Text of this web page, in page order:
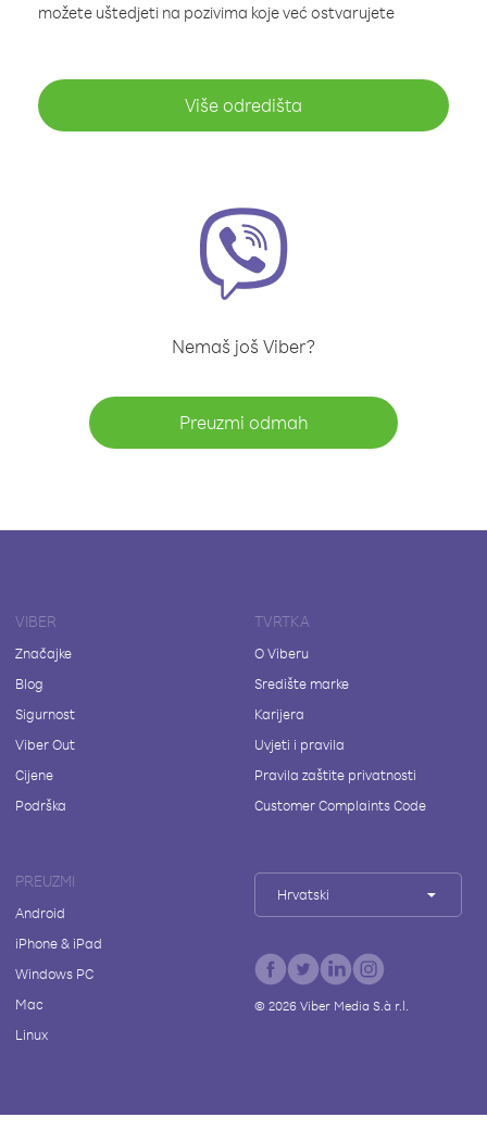
možete uštedjeti na pozivima koje već ostvarujete
Više odredišta
Nemaš još Viber?
Preuzmi odmah
VIBER
Značajke
Blog
Sigurnost
Viber Out
Cijene
Podrška
TVRTKA
O Viberu
Središte marke
Karijera
Uvjeti i pravila
Pravila zaštite privatnosti
Customer Complaints Code
PREUZMI
Android
iPhone & iPad
Windows PC
Mac
Linux
Hrvatski
© 2026Viber Media S.à r.l.